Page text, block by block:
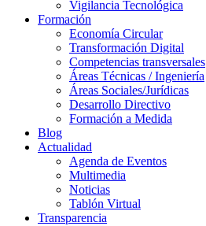
Vigilancia Tecnológica
Formación
Economía Circular
Transformación Digital
Competencias transversales
Áreas Técnicas / Ingeniería
Áreas Sociales/Jurídicas
Desarrollo Directivo
Formación a Medida
Blog
Actualidad
Agenda de Eventos
Multimedia
Noticias
Tablón Virtual
Transparencia